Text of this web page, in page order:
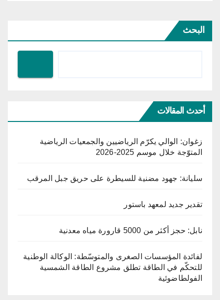
البحث
أحدث المقالات
زغوان: الوالي يكرّم الرياضيين والجمعيات الرياضية
المتوّجة خلال موسم 2025-2026
سليانة: جهود مضنية للسيطرة على حريق جبل المرقب
تقدير جديد لمعهد باستور
نابل: حجز أكثر من 5000 قارورة مياه معدنية
لفائدة المؤسسات الصغرى والمتوسّطة: الوكالة الوطنية
للتحكّم في الطاقة تطلق مشروع الطاقة الشمسية
الفولطاضوئية